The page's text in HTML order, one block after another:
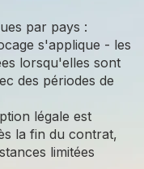
par pays :
s'applique - les
lorsqu'elles sont
des périodes de
légale est
la fin du contrat,
limitées